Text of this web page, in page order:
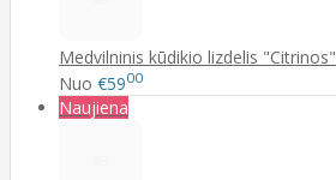
Medvilninis kūdikio lizdelis "Citrinos"
Nuo €5900
Naujiena